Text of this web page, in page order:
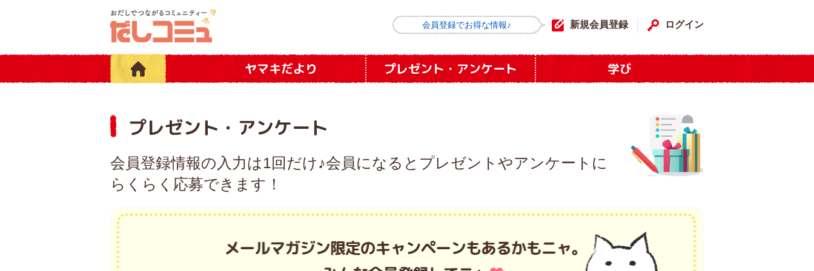
会員登録でお得な情報♪ 新規会員登録 ログイン
ヤマキだより プレゼント ・ アンケート 学び
プレゼント・アンケート
会員登録情報の入力は1回だけ♪会員になると プレゼントやアンケートに
らくらく応募できます！